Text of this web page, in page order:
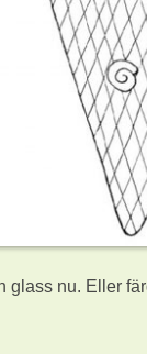
glass nu. Eller